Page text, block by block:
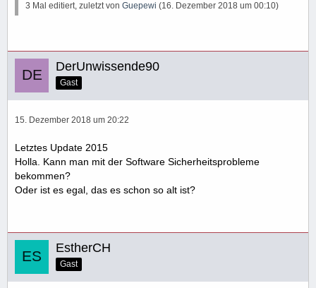
3 Mal editiert, zuletzt von Guepewi (16. Dezember 2018 um 00:10)
DerUnwissende90
Gast
15. Dezember 2018 um 20:22
Letztes Update 2015
Holla. Kann man mit der Software Sicherheitsprobleme
bekommen?
Oder ist es egal, das es schon so alt ist?
EstherCH
Gast